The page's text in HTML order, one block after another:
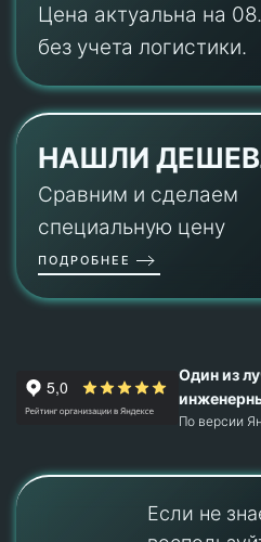
Цена актуальна на
без учета логистики.
НАШЛИ
Сравним и сделаем
специальную цену
ПОДРОБНЕЕ
Один из
По версии
Если не